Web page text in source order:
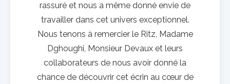
rassuré et nous a même donné envie de
travailler dans cet univers exceptionnel.
Nous tenons à remercier le Ritz, Madame
Dghoughi, Monsieur Devaux et leurs
collaborateurs de nous avoir donné la
chance de découvrir cet écrin au cœur de